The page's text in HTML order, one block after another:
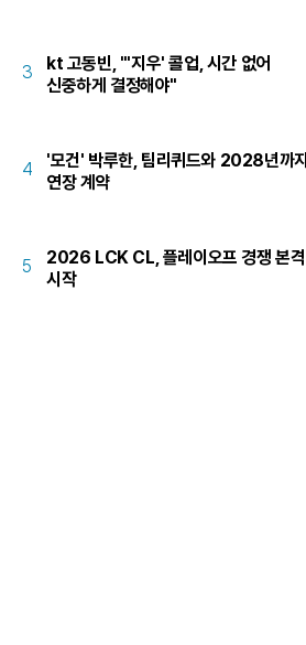
3
kt 고동빈, "'지우' 콜업, 시간 없어
신중하게 결정해야"
4
'모건' 박루한, 팀리퀴드와 2028년까지
연장 계약
5
2026 LCK CL, 플레이오프 경쟁 본격
시작